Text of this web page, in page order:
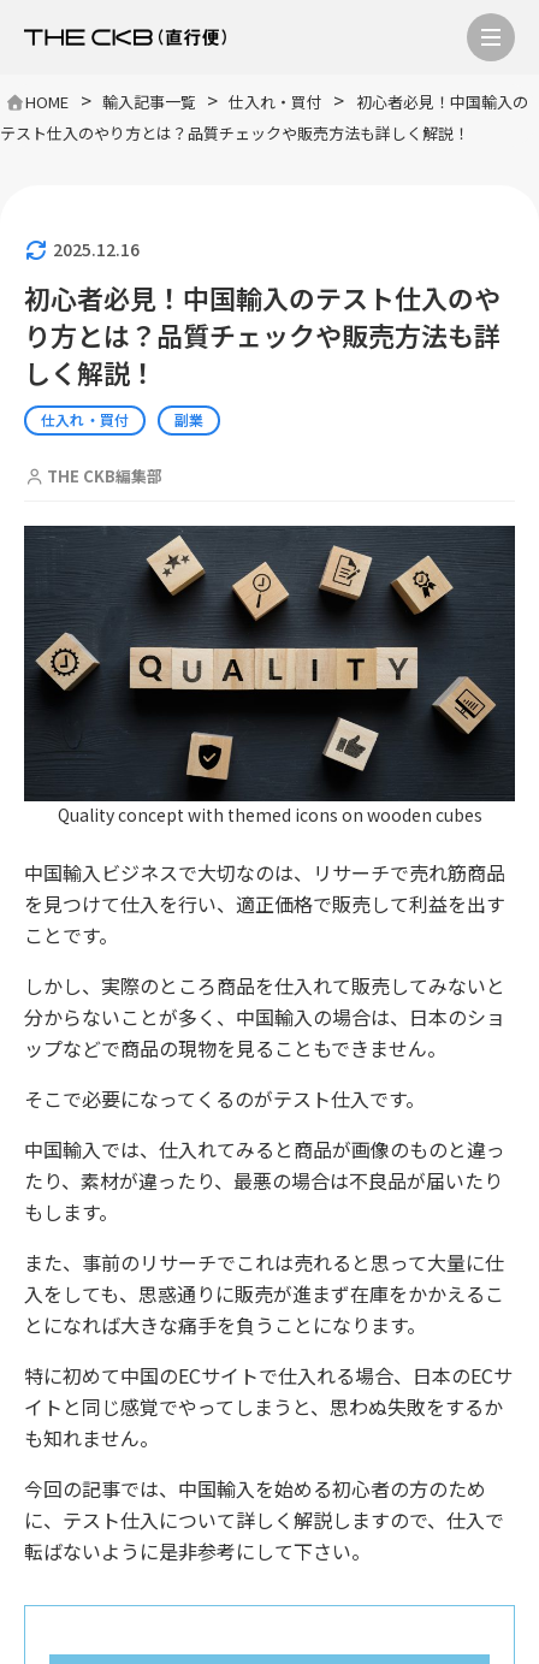
HOME > 輸入記事一覧 > 仕入れ・買付 > 初心者必見！中国輸入の
テスト仕入のやり方とは？品質チェックや販売方法も詳しく解説！
2025.12.16
初心者必見！中国輸入のテスト仕入のや
り方とは？品質チェックや販売方法も詳
しく解説！
仕入れ・買付 副業
THE CKB編集部
Quality concept with themed icons on wooden cubes
中国輸入ビジネスで大切なのは、リサーチで売れ筋商品
を見つけて仕入を行い、適正価格で販売して利益を出す
ことです。
しかし、実際のところ商品を仕入れて販売してみないと
分からないことが多く、中国輸入の場合は、日本のショ
ップなどで商品の現物を見ることもできません。
そこで必要になってくるのがテスト仕入です。
中国輸入では、仕入れてみると商品が画像のものと違っ
たり、素材が違ったり、最悪の場合は不良品が届いたり
もします。
また、事前のリサーチでこれは売れると思って大量に仕
入をしても、思惑通りに販売が進まず在庫をかかえるこ
とになれば大きな痛手を負うことになります。
特に初めて中国のECサイトで仕入れる場合、日本のECサ
イトと同じ感覚でやってしまうと、思わぬ失敗をするか
も知れません。
今回の記事では、中国輸入を始める初心者の方のため
に、テスト仕入について詳しく解説しますので、仕入で
転ばないように是非参考にして下さい。